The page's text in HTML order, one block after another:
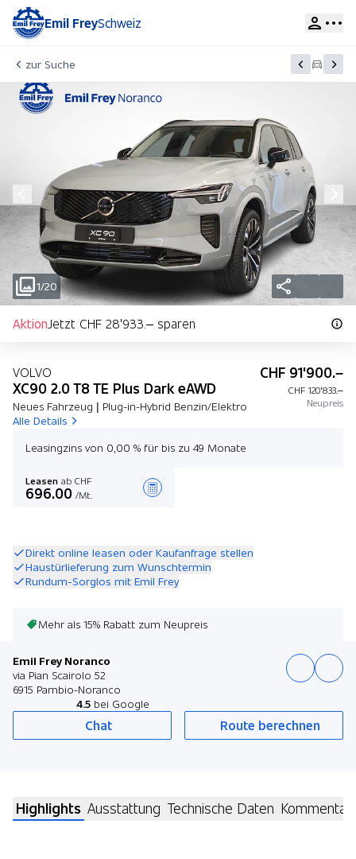
Emil FreySchweiz
zur Suche
1/20
AktionJetzt CHF 28'933.– sparen
VOLVO
XC90 2.0 T8 TE Plus Dark eAWD
Neues Fahrzeug | Plug-in-Hybrid Benzin/Elektro
Alle Details
CHF 91'900.–
CHF 120'833.–
Neupreis
Leasingzins von 0,00 % für bis zu 49 Monate
Leasen ab CHF
696.00 /Mt.
Direkt online leasen oder Kaufanfrage stellen
Haustürlieferung zum Wunschtermin
Rundum-Sorglos mit Emil Frey
Mehr als 15% Rabatt zum Neupreis
Emil Frey Noranco
via Pian Scairolo 52
6915 Pambio-Noranco
4.5 bei Google
Chat Route berechnen
Highlights Ausstattung Technische Daten Kommentar